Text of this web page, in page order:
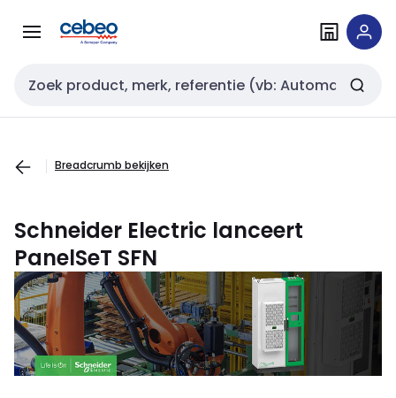
naar
naar
Zoekveld invoer
Breadcrumb bekijken
Schneider Electric lanceert
PanelSeT SFN